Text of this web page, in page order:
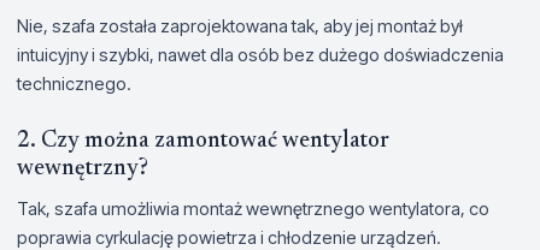
Nie, szafa została zaprojektowana tak, aby jej montaż był
intuicyjny i szybki, nawet dla osób bez dużego doświadczenia
technicznego.
2. Czy można zamontować wentylator
wewnętrzny?
Tak, szafa umożliwia montaż wewnętrznego wentylatora, co
poprawia cyrkulację powietrza i chłodzenie urządzeń.